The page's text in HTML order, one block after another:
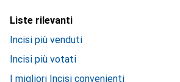
Liste rilevanti
Incisi più venduti
Incisi più votati
I migliori Incisi convenienti